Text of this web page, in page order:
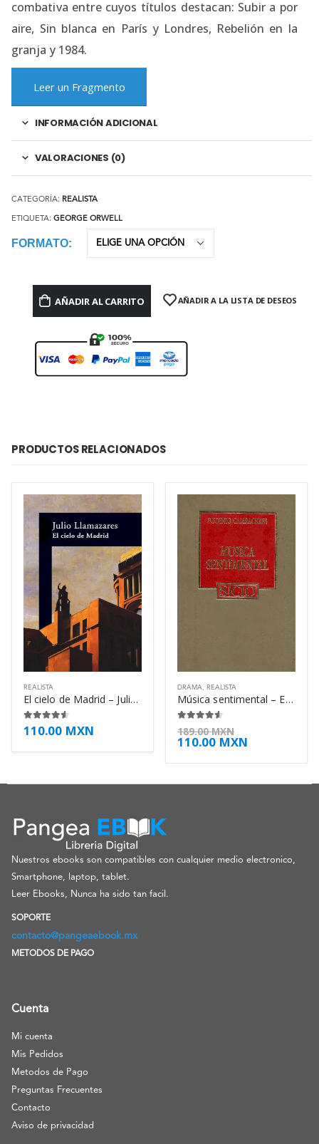
combativa entre cuyos títulos destacan: Subir a por
aire, Sin blanca en París y Londres, Rebelión en la
granja y 1984.
Leer un Fragmento
INFORMACIÓN ADICIONAL
VALORACIONES (0)
CATEGORÍA: REALISTA
ETIQUETA: GEORGE ORWELL
FORMATO
AÑADIR AL CARRITO AÑADIR A LA LISTA DE DESEOS
PRODUCTOS RELACIONADOS
REALISTA
El cielo de Madrid – Julio Llamazares
4.50de 5
110.00 MXN
DRAMA, REALISTA
Música sentimental – Eugenio Cambaceres
4.50 de 5
189.00MXN
110.00 MXN
Nuestros ebooks son compatibles con cualquier medio electronico,
Smartphone, laptop, tablet.
Leer Ebooks, Nunca ha sido tan facil.
SOPORTE
contacto@pangeaebook.mx
METODOS DE PAGO
Cuenta
Mi cuenta
Mis Pedidos
Metodos de Pago
Preguntas Frecuentes
Contacto
Aviso de privacidad